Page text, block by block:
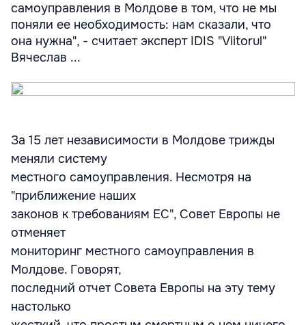
самоуправления в Молдове в том, что не мы
поняли ее необходимость: нам сказали, что
она нужна", - считает эксперт IDIS "Viitorul"
Вячеслав ...
За 15 лет независимости в Молдове трижды
меняли систему
местного самоуправления. Несмотря на
"приближение наших
законов к требованиям ЕС", Совет Европы не
отменяет
мониторинг местного самоуправления в
Молдове. Говорят,
последний отчет Совета Европы на эту тему
настолько